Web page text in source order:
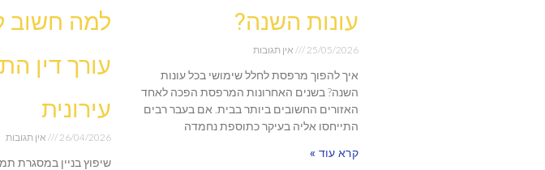
עונות השנה?
25/05/2026 אין תגובות
איך להפוך מרפסת לחלל שימושי בכל עונות
השנה? בשנים האחרונות המרפסת הפכה לאחד
האזורים החשובים ביותר בבית. אם בעבר רבים
התייחסו אליה בעיקר כתוספת נחמדה
קרא עוד »
למה חשוב
עורך דין
עירונית
26/04/2026 אין תגובות
שיפוץ בניין במסגרת